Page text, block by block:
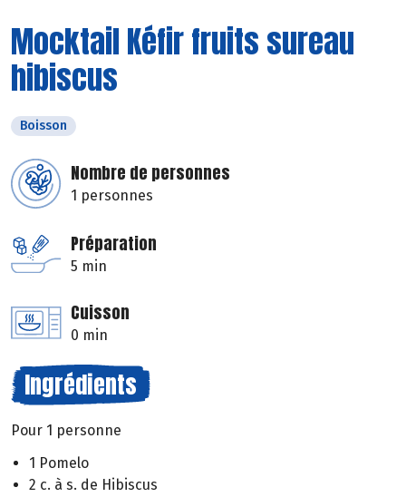
Mocktail Kéfir fruits sureau
hibiscus
Boisson
Nombre de personnes
1 personnes
Préparation
5 min
Cuisson
0 min
Ingrédients
Pour 1 personne
1 Pomelo
2 c. à s. de Hibiscus